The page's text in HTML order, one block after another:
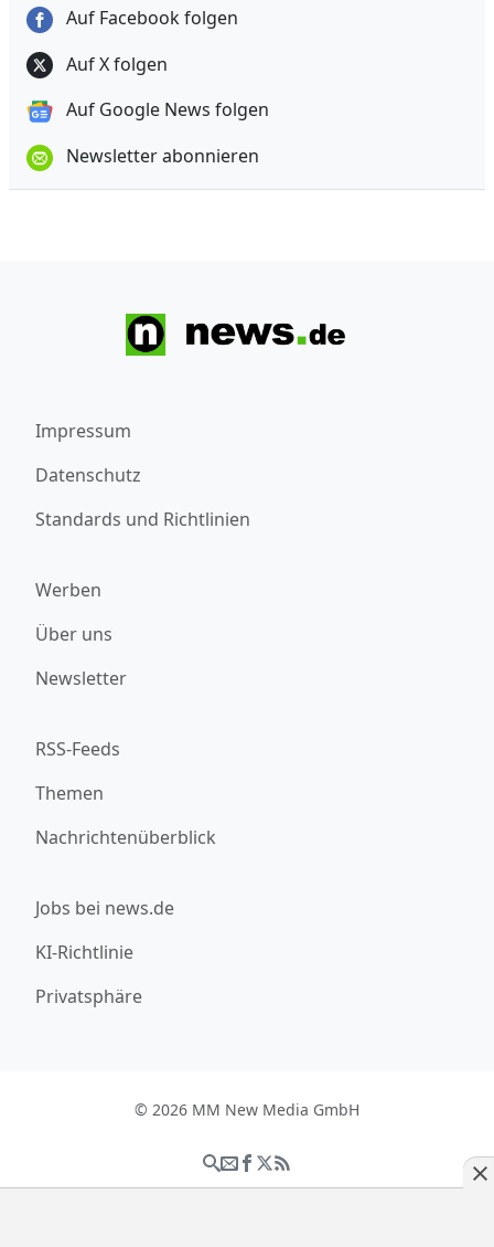
Auf Facebook folgen
Auf X folgen
Auf Google News folgen
Newsletter abonnieren
Impressum
Datenschutz
Standards und Richtlinien
Werben
Über uns
Newsletter
RSS-Feeds
Themen
Nachrichtenüberblick
Jobs bei news.de
KI-Richtlinie
Privatsphäre
© 2026 MM New Media GmbH